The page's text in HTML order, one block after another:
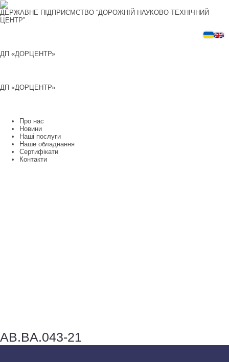
Перейти
до
вмісту
ДЕРЖАВНЕ ПІДПРИЄМСТВО “ДОРОЖНІЙ НАУКОВО-ТЕХНІЧНИЙ
ЦЕНТР”
ДП «ДОРЦЕНТР»
ДП «ДОРЦЕНТР»
Про нас
Новини
Наші послуги
Наше обладнання
Сертифікати
Контакти
AB.BA.043-21